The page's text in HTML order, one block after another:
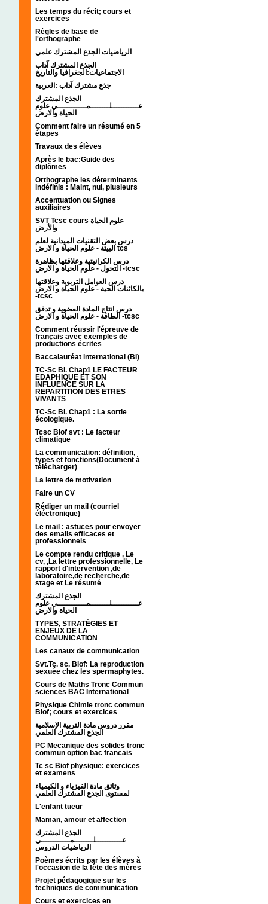
Les temps du récit; cours et
exercices
Règles de base de
l'orthographe
الرياضيات الجذع المشترك علمي
الجذع المشترك آداب
الاجتماعيات:الجغرافيا والتاريخ
جذع مشترك آداب :العربية
الجذع المشترك
عـــــــــــلــــــــمــــــــــــي علوم
الحياة والارض
Comment faire un résumé en 5
étapes
Travaux des élèves
Après le bac:Guide des
diplômes
Orthographe les déterminants
indéfinis : Maint, nul, plusieurs
Accentuation ou Signes
auxiliaires
SVT Tcsc cours علوم الحياة
والأرض
درس بعض التقنيات الميدانية لعلم
البيئة - علوم الحياة و الارض tcs
درس الكرانيتية وعلاقتها بظاهرة
التحول - علوم الحياة و الارض -tcsc
درس العوامل التربوية وعلاقتها
بالكائنات الحية - علوم الحياة و الارض
-tcsc
درس انتاج المادة العضوية و تدفق
الطاقة - علوم الحياة و الارض -tcsc
Comment réussir l'épreuve de
français avec exemples de
productions écrites
Baccalauréat international (BI)
TC-Sc Bi. Chap1 LE FACTEUR
EDAPHIQUE ET SON
INFLUENCE SUR LA
REPARTITION DES ETRES
VIVANTS
TC-Sc Bi. Chap1 : La sortie
écologique.
Tcsc Biof svt : Le facteur
climatique
La communication: définition,
types et fonctions(Document à
télécharger)
La lettre de motivation
Faire un CV
Rédiger un mail (courriel
éléctronique)
Le mail : astuces pour envoyer
des emails efficaces et
professionnels
Le compte rendu critique , Le
cv, ,La lettre professionnelle, Le
rapport d'intervention ,de
laboratoire,de recherche,de
stage et Le résumé
الجذع المشترك
عـــــــــــلــــــــمــــــــــــي علوم
الحياة والارض
TYPES, STRATÉGIES ET
ENJEUX DE LA
COMMUNICATION
Les canaux de communication
Svt.Tc. sc. Biof: La reproduction
sexuée chez les spermaphytes.
Cours de Maths Tronc Commun
sciences BAC International
Physique Chimie tronc commun
Biof; cours et exercices
مقرر دروس مادة التربية الإسلامية
الجذع المشترك العلمي
PC Mecanique des solides tronc
commun option bac francais
Tc sc Biof physique: exercices
et examens
وثائق مادة الفيزياء و الكيمياء
L'enfant tueur
Maman, amour et affection
الجذع المشترك
عـــــــــــلــــــــمــــــــــــي
الرياضيات الدروس
Poèmes écrits par les élèves à
l'occasion de la fête des mères
Projet pédagogique sur les
techniques de communication
Cours et exercices en